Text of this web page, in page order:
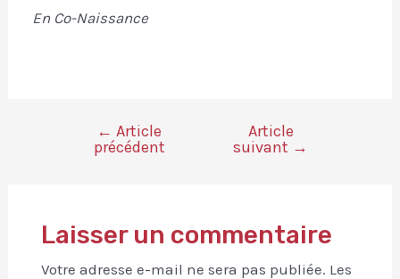
En Co-Naissance
← Article
précédent
Article
suivant →
Laisser un commentaire
Votre adresse e-mail ne sera pas publiée. Les